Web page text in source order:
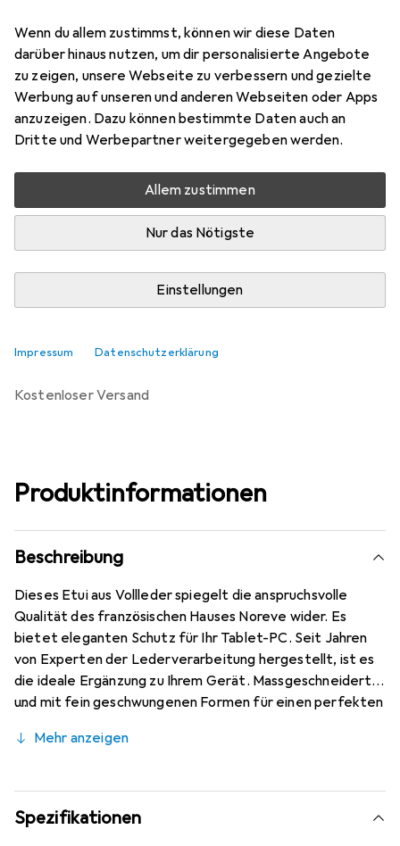
Wenn du allem zustimmst, können wir diese Daten
darüber hinaus nutzen, um dir personalisierte Angebote
zu zeigen, unsere Webseite zu verbessern und gezielte
Werbung auf unseren und anderen Webseiten oder Apps
anzuzeigen. Dazu können bestimmte Daten auch an
Dritte und Werbepartner weitergegeben werden.
Allem zustimmen
Nur das Nötigste
Einstellungen
Impressum Datenschutzerklärung
Preis in EUR inkl. MwSt.
16
Bewertungen Marke
Mehr von Noreve
Zwischen Mi, 16.9. und Mi, 30.9. geliefert
Benachrichtigen, wenn schneller verfügbar
Lieferort angeben für genaue Lieferzeit
In den Warenkorb
Vergleichen
kostenloser Versand
Produktinformationen
Beschreibung
Dieses Etui aus Vollleder spiegelt die anspruchsvolle
Qualität des französischen Hauses Noreve wider. Es
bietet eleganten Schutz für Ihr Tablet-PC. Seit Jahren
von Experten der Lederverarbeitung hergestellt, ist es
die ideale Ergänzung zu Ihrem Gerät. Massgeschneidert
und mit fein geschwungenen Formen für einen perfekten
Ihr Tablet-PC. Die Marke Noreve ist international für ihre
Wahl für den anspruchsvollen Kunden.
Mehr anzeigen
Spezifikationen